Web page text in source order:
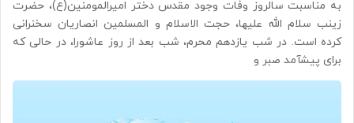
به مناسبت سالروز وفات وجود مقدس دختر امیرالمومنین(ع)، حضرت
زینب سلام الله علیها، حجت الاسلام و المسلمین انصاریان سخنرانی
کرده است. در شب یازدهم محرم، شب بعد از روز عاشورا، در حالی که
برای پیشآمد صبر و